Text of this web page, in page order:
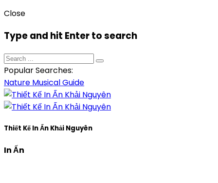
Close
Type and hit Enter to search
Popular Searches:
Nature MusicalGuide
Thiết Kế In Ấn Khải Nguyên
In Ấn